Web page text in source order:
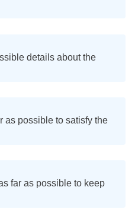
details about the
as possible to satisfy the
far as possible to keep